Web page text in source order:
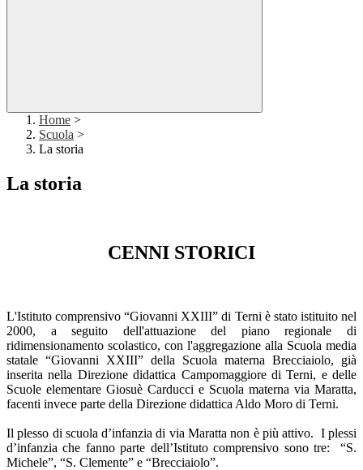
Home >
Scuola >
La storia
La storia
CENNI STORICI
L'Istituto comprensivo “Giovanni XXIII” di Terni è stato istituito nel
2000, a seguito dell'attuazione del piano regionale di
ridimensionamento scolastico, con l'aggregazione alla Scuola media
statale “Giovanni XXIII” della Scuola materna Brecciaiolo, già
inserita nella Direzione didattica Campomaggiore di Terni, e delle
Scuole elementare Giosuè Carducci e Scuola materna via Maratta,
facenti invece parte della Direzione didattica Aldo Moro di Terni.
Il plesso di scuola d’infanzia di via Maratta non è più attivo. I plessi
d’infanzia che fanno parte dell’Istituto comprensivo sono tre:
“S.
Michele”, “S. Clemente” e “Brecciaiolo”.